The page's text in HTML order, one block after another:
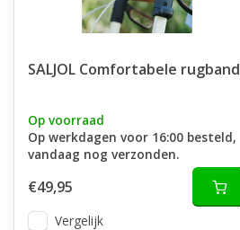
SALJOL Comfortabele rugband
Op voorraad
Op werkdagen voor 16:00 besteld,
vandaag nog verzonden.
€49,95
Vergelijk